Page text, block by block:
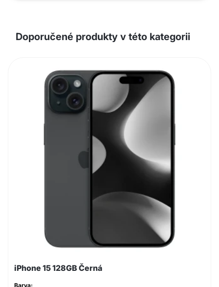
Doporučené produkty v této kategorii
iPhone 15 128GB Černá
Barva: